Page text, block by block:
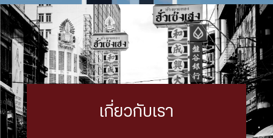
เกี่ยวกับเรา